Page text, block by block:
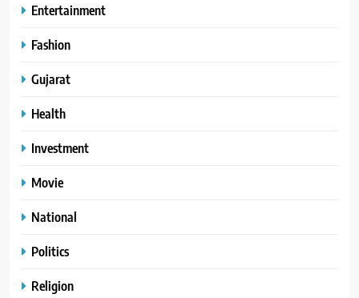
Entertainment
Fashion
Gujarat
Health
Investment
Movie
National
Politics
Religion